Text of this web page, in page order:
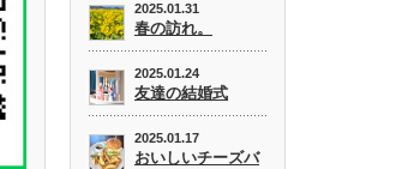
2025.01.31
春の訪れ。
2025.01.24
友達の結婚式
2025.01.17
おいしいチーズバ